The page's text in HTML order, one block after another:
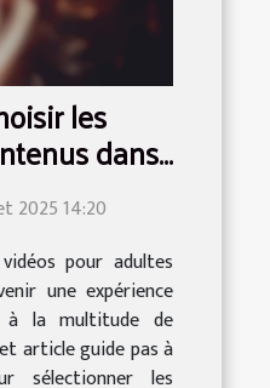
les
dans
pour
2025 14:20
pour adultes
une expérience
à la multitude de
article guide pas à
sélectionner les